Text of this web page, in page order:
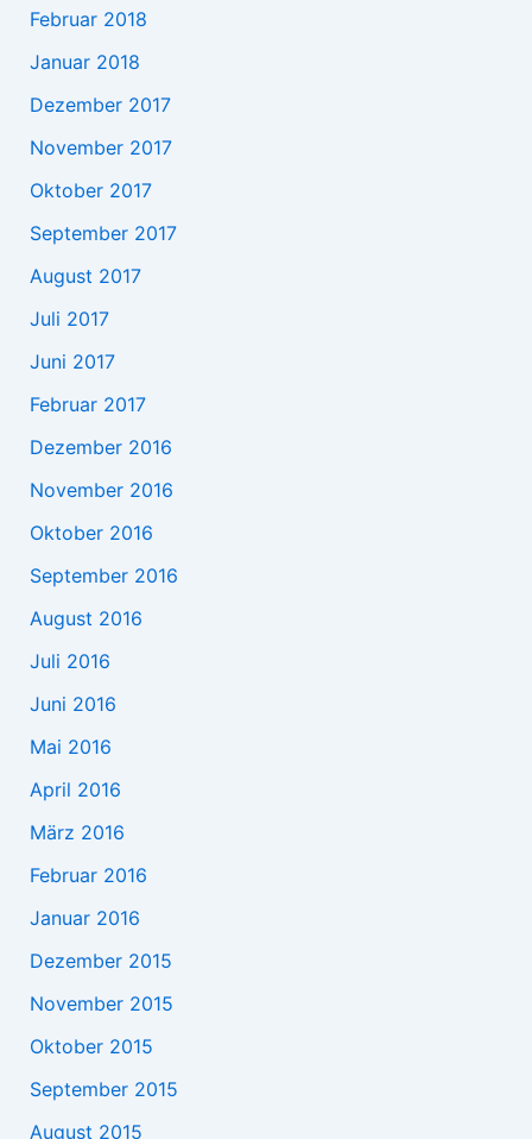
Februar 2018
Januar 2018
Dezember 2017
November 2017
Oktober 2017
September 2017
August 2017
Juli 2017
Juni 2017
Februar 2017
Dezember 2016
November 2016
Oktober 2016
September 2016
August 2016
Juli 2016
Juni 2016
Mai 2016
April 2016
März 2016
Februar 2016
Januar 2016
Dezember 2015
November 2015
Oktober 2015
September 2015
August 2015